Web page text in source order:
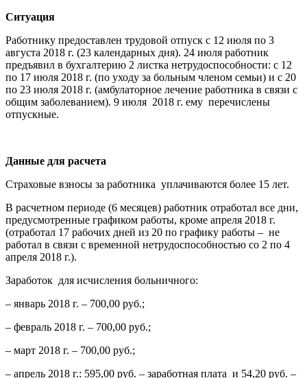
Ситуация
Работнику предоставлен трудовой отпуск с 12 июля по 3
августа 2018 г. (23 календарных дня). 24 июля работник
предъявил в бухгалтерию 2 листка нетрудоспособности: с 12
по 17 июля 2018 г. (по уходу за больным членом семьи) и с 20
по 23 июля 2018 г. (амбулаторное лечение работника в связи с
общим заболеванием). 9 июля 2018 г. ему перечислены
отпускные.
Данные для расчета
Страховые взносы за работника уплачиваются более 15 лет.
В расчетном периоде (6 месяцев) работник отработал все дни,
предусмотренные графиком работы, кроме апреля 2018 г.
(отработал 17 рабочих дней из 20 по графику работы – не
работал в связи с временной нетрудоспособностью со 2 по 4
апреля 2018 г.).
Заработок для исчисления больничного:
– январь 2018 г. – 700,00 руб.;
– февраль 2018 г. – 700,00 руб.;
– март 2018 г. – 700,00 руб.;
– апрель 2018 г.: 595,00 руб. – заработная плата и 54,20 руб. –